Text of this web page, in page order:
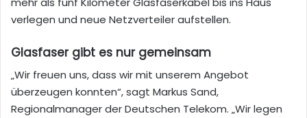
verlegen und neue Netzverteiler aufstellen.
Glasfaser gibt es nur gemeinsam
„Wir freuen uns, dass wir mit unserem Angebot
überzeugen konnten“, sagt Markus Sand,
Regionalmanager der Deutschen Telekom. „Wir legen